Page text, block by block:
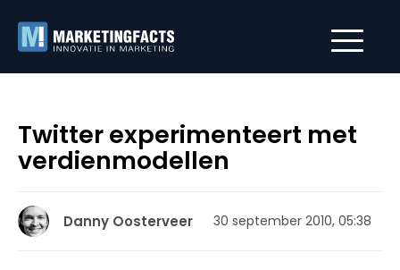
Twitter experimenteert met
verdienmodellen
Danny Oosterveer 30 september 2010, 05:38